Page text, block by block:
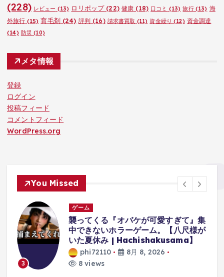
(228) レビュー (13) ロリポップ(22) 健康 (18) 口コミ (13) 旅行(13) 海
外旅行 (15) 育毛剤(24) 評判 (16) 請求書買取 (11) 資金繰り (12) 資金調達
(14) 防災 (10)
メタ情報
登録
ログイン
投稿フィード
コメントフィード
WordPress.org
You Missed
3
ゲーム
襲ってくる『オバケが可愛すぎて』集
中できないホラーゲーム。【八尺様が
いた夏休み | Hachishakusama】
phi72110
8月 8, 2026
8 views